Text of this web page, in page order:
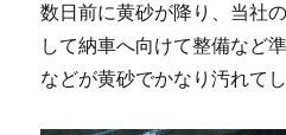
数日前に黄砂が降り、当社
して納車へ向けて整備など
などが黄砂でかなり汚れて